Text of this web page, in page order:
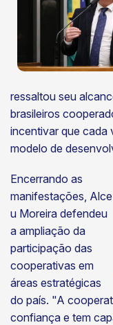
ressaltou seu
brasileiros
incentivar que cada
modelo de
Encerrando as
manifestações, Alce
u Moreira defendeu
a ampliação da
participação das
cooperativas em
áreas estratégicas
do país. "A
confiança e tem